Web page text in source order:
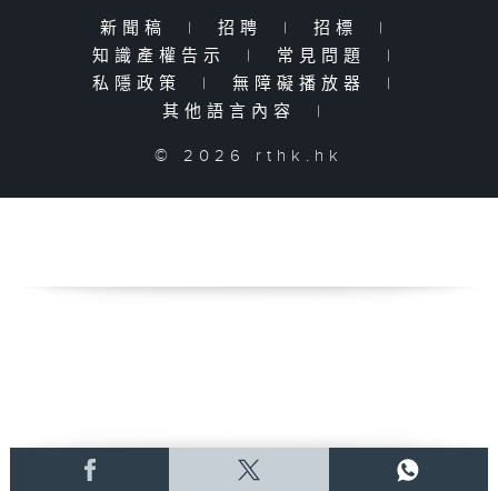
新聞稿 | 招聘 | 招標
|
知識產權告示
| 常見問題
|
私隱政策
| 無障礙播放器
|
其他語言內容
|
© 2026 rthk.hk